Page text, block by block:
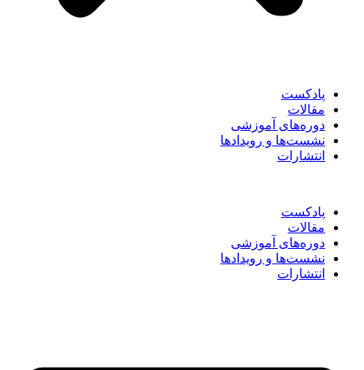
پادکست
مقالات
دوره‌های آموزشی
نشست‌ها و رویدادها
انتشارات
پادکست
مقالات
دوره‌های آموزشی
نشست‌ها و رویدادها
انتشارات